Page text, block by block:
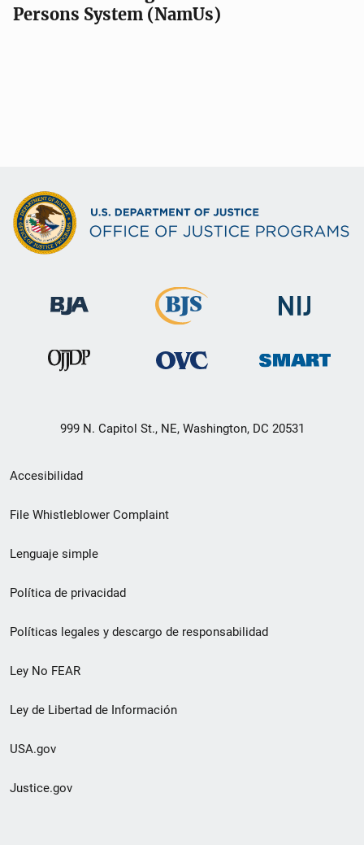
Persons System (NamUs)
999 N. Capitol St., NE, Washington, DC 20531
Menú
de
de
pie
de
página
Accesibilidad
File Whistleblower Complaint
Lenguaje simple
Política de privacidad
Políticas legales y descargo de responsabilidad
Ley No FEAR
Ley de Libertad de Información
USA.gov
Justice.gov